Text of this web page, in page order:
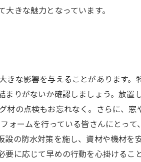
きな魅力となっています。
な影響を与えることがあります
りがないか確認しましょう。放
の点検もお忘れなく。さらに、
ォームを行っている皆さんにとっ
の防水対策を施し、資材や機材
に応じて早めの行動を心掛ける